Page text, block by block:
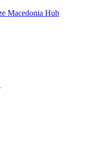
Macedonia Hub